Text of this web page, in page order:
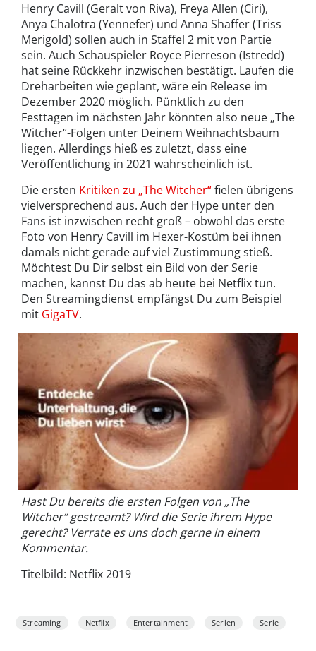
Henry Cavill (Geralt von Riva), Freya Allen (Ciri),
Anya Chalotra (Yennefer) und Anna Shaffer (Triss
Merigold) sollen auch in Staffel 2 mit von Partie
sein. Auch Schauspieler Royce Pierreson (Istredd)
hat seine Rückkehr inzwischen bestätigt. Laufen die
Dreharbeiten wie geplant, wäre ein Release im
Dezember 2020 möglich. Pünktlich zu den
Festtagen im nächsten Jahr könnten also neue „The
Witcher“-Folgen unter Deinem Weihnachtsbaum
liegen. Allerdings hieß es zuletzt, dass eine
Veröffentlichung in 2021 wahrscheinlich ist.
Die ersten Kritiken zu „The Witcher“fielen übrigens
vielversprechend aus. Auch der Hype unter den
Fans ist inzwischen recht groß – obwohl das erste
Foto von Henry Cavill im Hexer-Kostüm bei ihnen
damals nicht gerade auf viel Zustimmung stieß.
Möchtest Du Dir selbst ein Bild von der Serie
machen, kannst Du das ab heute bei Netflix tun.
Den Streamingdienst empfängst Du zum Beispiel
mit GigaTV.
Hast Du bereits die ersten Folgen von „The
Witcher“ gestreamt? Wird die Serie ihrem Hype
gerecht? Verrate es uns doch gerne in einem
Kommentar.
Titelbild: Netflix 2019
Streaming Netflix Entertainment Serien Serie